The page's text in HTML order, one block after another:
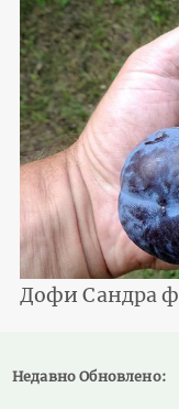
Дофи Сандра
Недавно Обновлено: